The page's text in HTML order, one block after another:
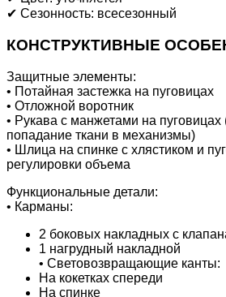
✔ Сезонность: всесезонный
КОНСТРУКТИВНЫЕ
Защитные элементы:
• Потайная застежка на пуговицах
• Отложной воротник
• Рукава с манжетами на
попадание ткани в механизмы)
• Шлица на спинке с хлястиком и
регулировки объема
Функциональные детали:
• Карманы:
2 боковых накладных с
1 нагрудный накладной
• Световозвращающие канты:
На кокетках спереди
На спинке